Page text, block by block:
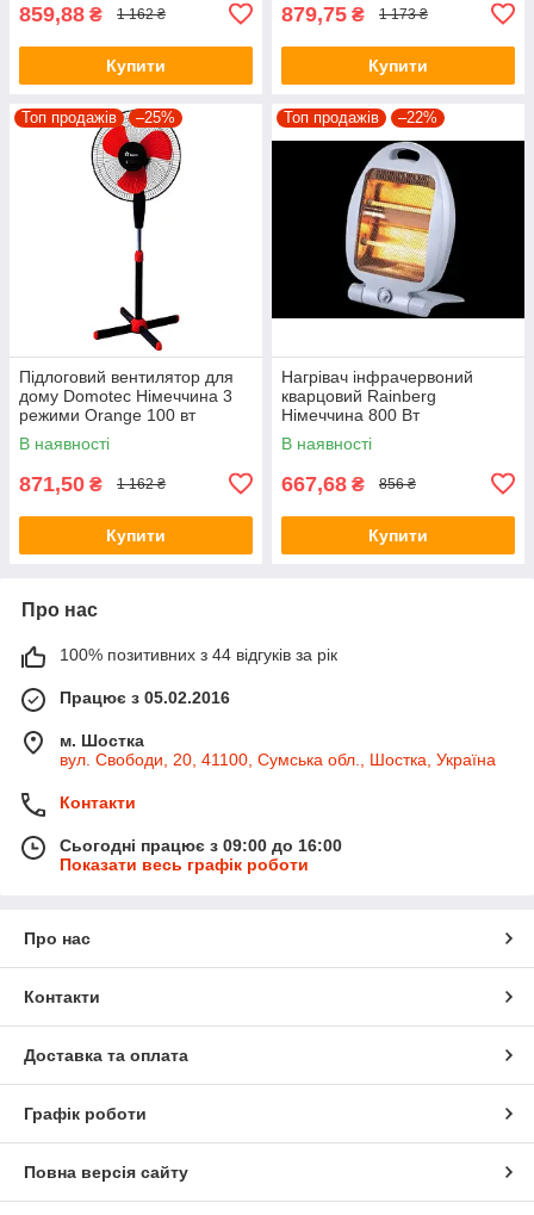
859,88 ₴ 1 162 ₴
Купити
879,75 ₴ 1 173 ₴
Купити
Топ продажів –25%
Підлоговий вентилятор для
дому Domotec Німеччина 3
режими Orange 100 вт
В наявності
871,50 ₴ 1 162 ₴
Купити
Топ продажів –22%
Нагрівач інфрачервоний
кварцовий Rainberg
Німеччина 800 Вт
В наявності
667,68 ₴ 856 ₴
Купити
Про нас
100% позитивних з 44 відгуків за рік
Працює з 05.02.2016
м. Шостка
вул. Свободи, 20, 41100, Сумська обл., Шостка, Україна
Контакти
Сьогодні працює з 09:00 до 16:00
Показати весь графік роботи
Про нас
Контакти
Доставка та оплата
Графік роботи
Повна версія сайту